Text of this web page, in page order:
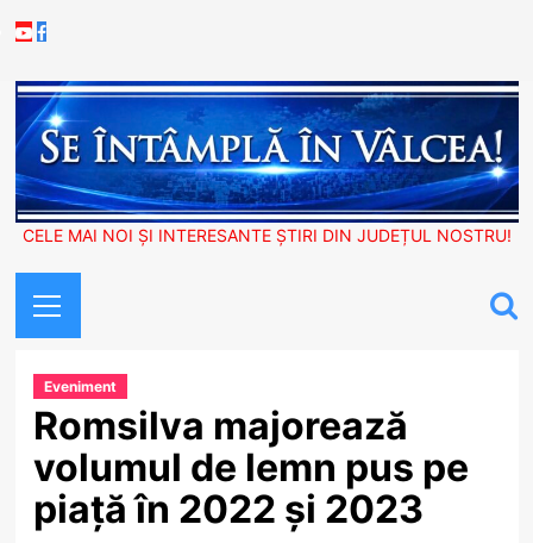
to
Youtube
Facebook
CELE MAI NOI ȘI INTERESANTE ȘTIRI DIN JUDEȚUL NOSTRU!
Menu
Eveniment
Romsilva majorează
volumul de lemn pus pe
piață în 2022 și 2023